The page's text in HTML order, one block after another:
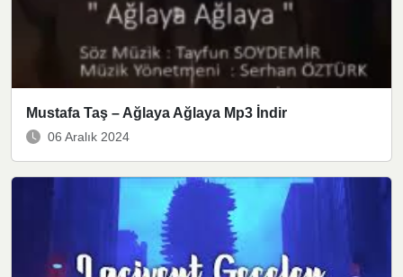
Mustafa Taş – Ağlaya Ağlaya Mp3 İndir
06 Aralık 2024